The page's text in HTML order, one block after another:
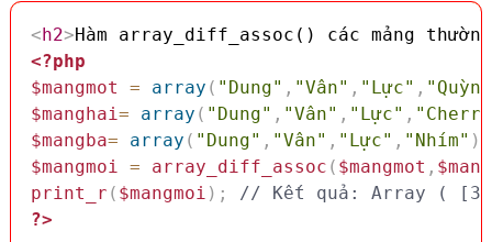
<h2>Hàm array_diff_assoc() các mảng thường
<?php
$mangmot
= array ( "Dung" , "Vân" , "Lực" ,
$manghai= array ( "Dung" , "Vân" , "Lực" ,
$mangba= array ( "Dung" , "Vân" , "Lực" , "Nhím" )
$mangmoi = array_diff_assoc ( $mangmot ,
print_r ( $mangmoi ) ;
// Kết quả: Array ( [3]
?>